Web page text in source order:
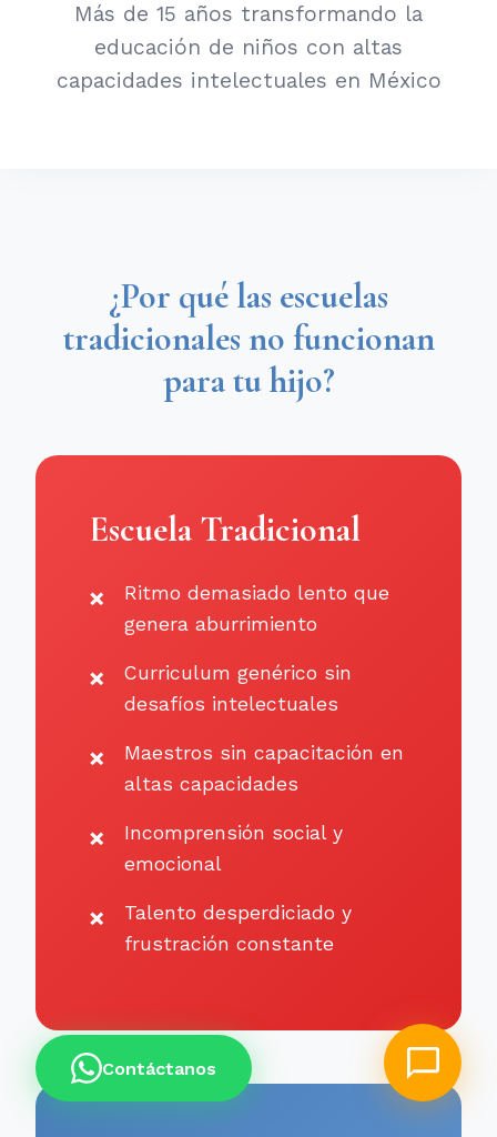
Más de 15 años transformando la
educación de niños con altas
capacidades intelectuales en México
¿Por qué las escuelas
tradicionales no funcionan
para tu hijo?
Escuela Tradicional
Ritmo demasiado lento que
genera aburrimiento
Curriculum genérico sin
desafíos intelectuales
Maestros sin capacitación en
altas capacidades
Incomprensión social y
emocional
Talento desperdiciado y
frustración constante
Contáctanos